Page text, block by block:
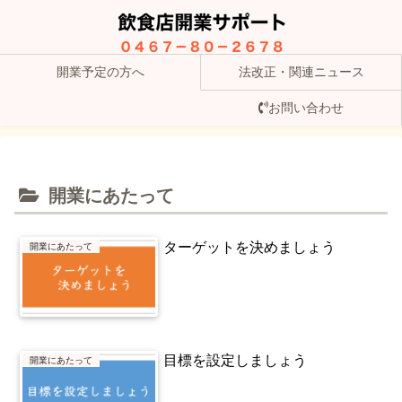
開業予定の方へ 法改正・関連ニュース
お問い合わせ
開業にあたって
開業にあたって ターゲットを決めましょう
開業にあたって 目標を設定しましょう